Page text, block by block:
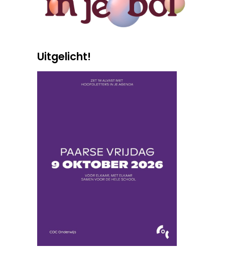
Uitgelicht!